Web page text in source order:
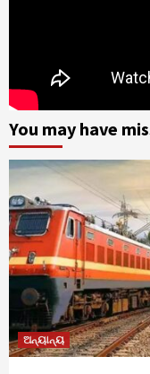
You may have
ଅନ୍ୟାନ୍ୟ